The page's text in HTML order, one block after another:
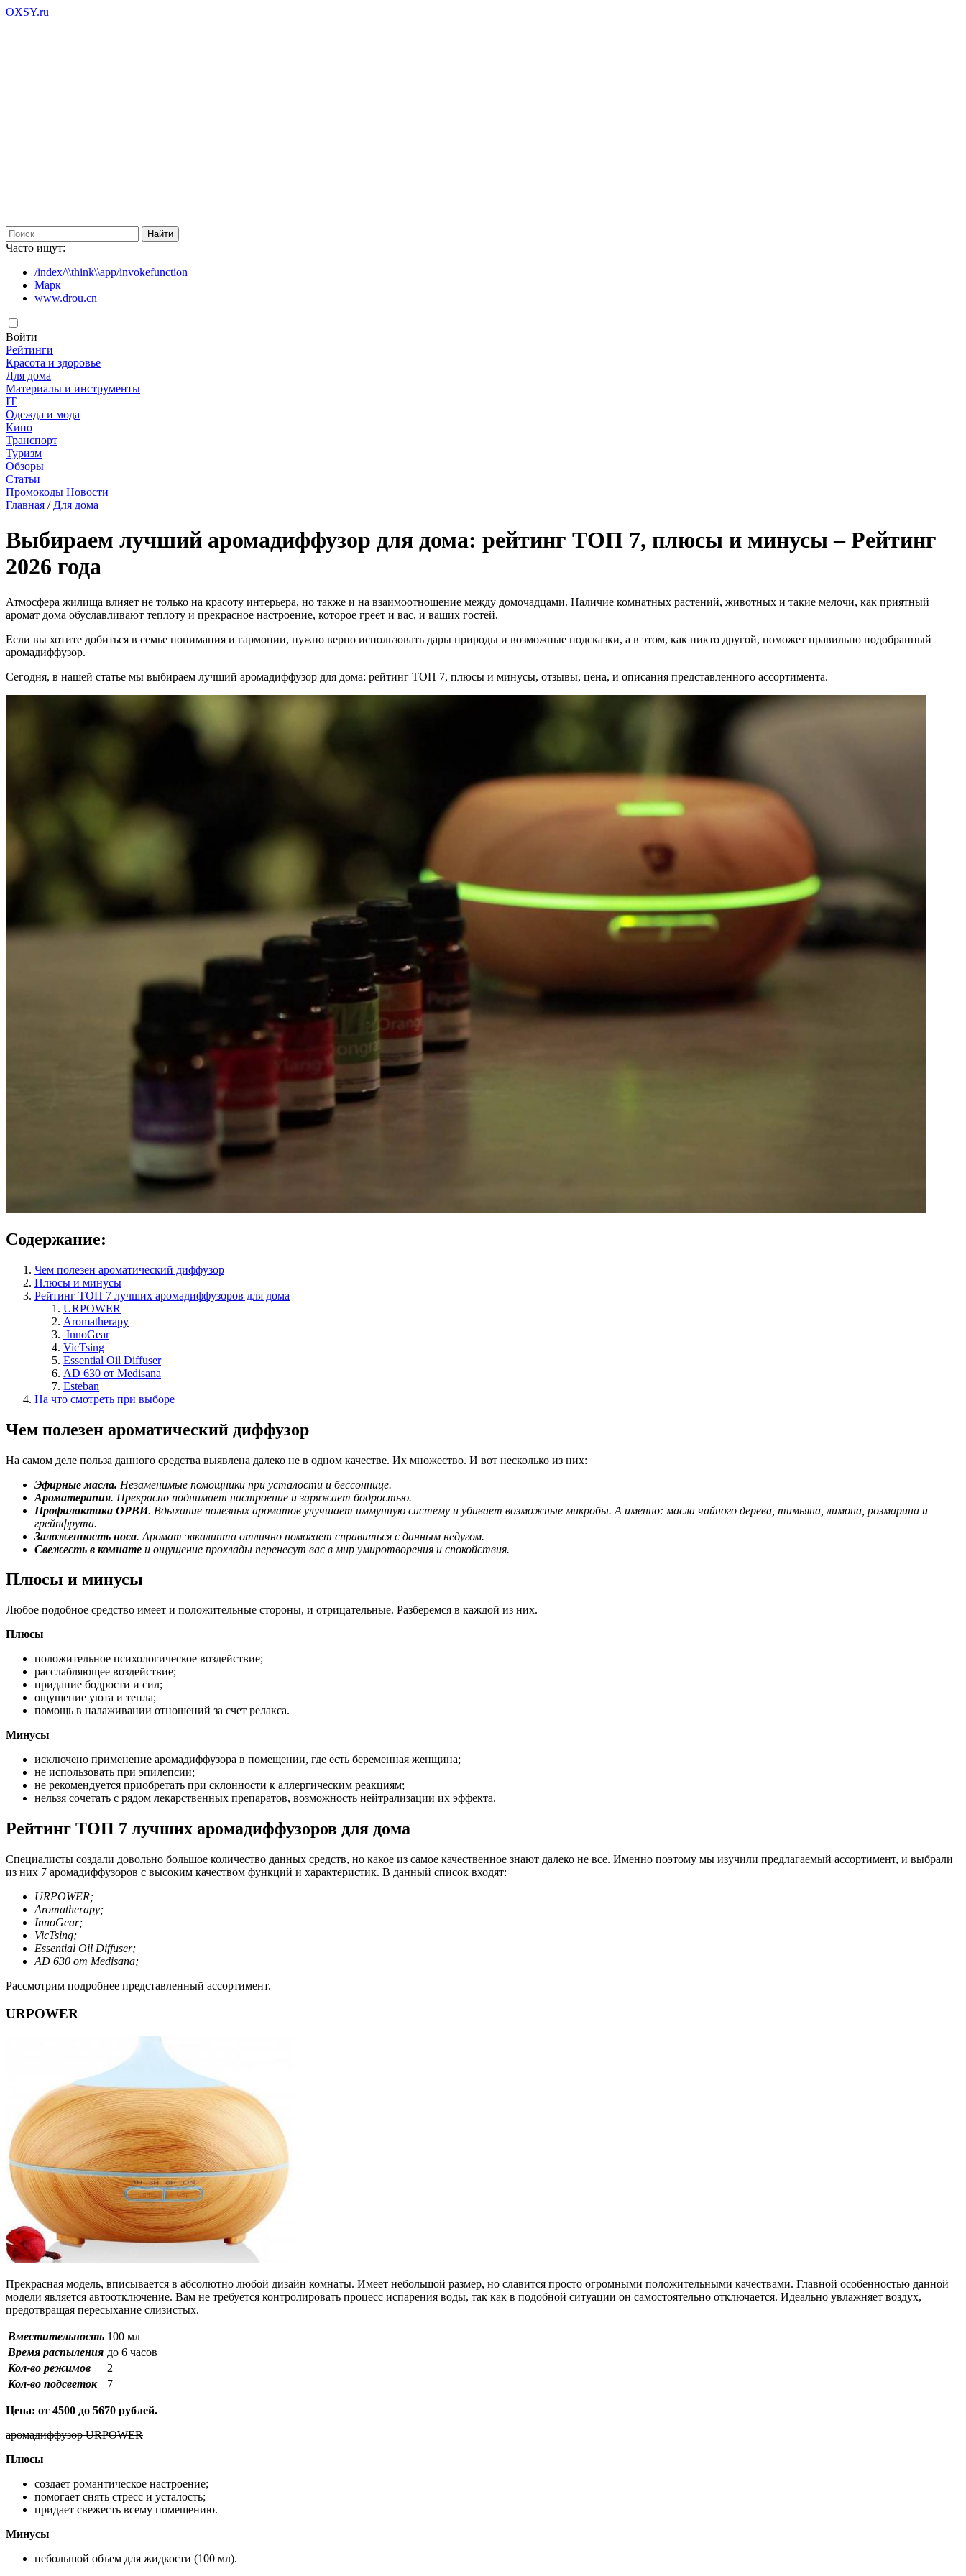
OXSY.ru
Часто ищут:
/index/\\think\\app/invokefunction
Марк
www.drou.cn
Войти
Рейтинги
Красота и здоровье
Для дома
Материалы и инструменты
IT
Одежда и мода
Кино
Транспорт
Туризм
Обзоры
Статьи
Промокоды Новости
Главная / Для дома
Выбираем лучший аромадиффузор для дома: рейтинг ТОП 7, плюсы и минусы – Рейтинг
2026 года
Атмосфера жилища влияет не только на красоту интерьера, но также и на взаимоотношение между домочадцами. Наличие комнатных растений, животных и такие мелочи, как приятный
аромат дома обуславливают теплоту и прекрасное настроение, которое греет и вас, и ваших гостей.
Если вы хотите добиться в семье понимания и гармонии, нужно верно использовать дары природы и возможные подсказки, а в этом, как никто другой, поможет правильно подобранный
аромадиффузор.
Сегодня, в нашей статье мы выбираем лучший аромадиффузор для дома: рейтинг ТОП 7, плюсы и минусы, отзывы, цена, и описания представленного ассортимента.
Содержание:
Чем полезен ароматический диффузор
Плюсы и минусы
Рейтинг ТОП 7 лучших аромадиффузоров для дома
URPOWER
Aromatherapy
InnoGear
VicTsing
Essential Oil Diffuser
AD 630 от Medisana
Esteban
На что смотреть при выборе
Чем полезен ароматический диффузор
На самом деле польза данного средства выявлена далеко не в одном качестве. Их множество. И вот несколько из них:
Эфирные масла. Незаменимые помощники при усталости и бессоннице.
Ароматерапия. Прекрасно поднимает настроение и заряжает бодростью.
Профилактика ОРВИ. Вдыхание полезных ароматов улучшает иммунную систему и убивает возможные микробы. А именно: масла чайного дерева, тимьяна, лимона, розмарина и
грейпфрута.
Заложенность носа. Аромат эвкалипта отлично помогает справиться с данным недугом.
Свежесть в комнате и ощущение прохлады перенесут вас в мир умиротворения и спокойствия.
Плюсы и минусы
Любое подобное средство имеет и положительные стороны, и отрицательные. Разберемся в каждой из них.
Плюсы
положительное психологическое воздействие;
расслабляющее воздействие;
придание бодрости и сил;
ощущение уюта и тепла;
помощь в налаживании отношений за счет релакса.
Минусы
исключено применение аромадиффузора в помещении, где есть беременная женщина;
не использовать при эпилепсии;
не рекомендуется приобретать при склонности к аллергическим реакциям;
нельзя сочетать с рядом лекарственных препаратов, возможность нейтрализации их эффекта.
Рейтинг ТОП 7 лучших аромадиффузоров для дома
Специалисты создали довольно большое количество данных средств, но какое из самое качественное знают далеко не все. Именно поэтому мы изучили предлагаемый ассортимент, и выбрали
из них 7 аромадиффузоров с высоким качеством функций и характеристик. В данный список входят:
URPOWER;
Aromatherapy;
InnoGear;
VicTsing;
Essential Oil Diffuser;
AD 630 от Medisana;
Рассмотрим подробнее представленный ассортимент.
URPOWER
Прекрасная модель, вписывается в абсолютно любой дизайн комнаты. Имеет небольшой размер, но славится просто огромными положительными качествами. Главной особенностью данной
модели является автоотключение. Вам не требуется контролировать процесс испарения воды, так как в подобной ситуации он самостоятельно отключается. Идеально увлажняет воздух,
предотвращая пересыхание слизистых.
Вместительность 100 мл
Время распыления до 6 часов
Кол-во режимов
2
Кол-во подсветок
7
Цена: от 4500 до 5670 рублей.
аромадиффузор URPOWER
Плюсы
создает романтическое настроение;
помогает снять стресс и усталость;
придает свежесть всему помещению.
Минусы
небольшой объем для жидкости (100 мл).